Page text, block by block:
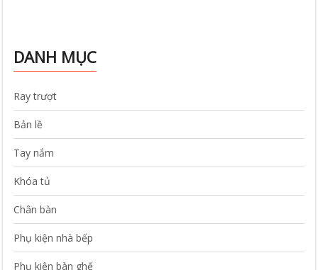
DANH MỤC
Ray trượt
Bản lề
Tay nắm
Khóa tủ
Chân bàn
Phụ kiện nhà bếp
Phụ kiện bàn ghế